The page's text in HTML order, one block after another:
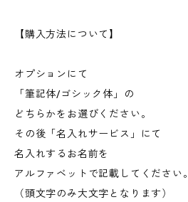
【購入方法について】
オプションにて
「筆記体/ゴシック体」の
どちらかをお選びください。
その後「名入れサービス」にて
名入れするお名前を
アルファベットで記載してください。
（頭文字のみ大文字となります）